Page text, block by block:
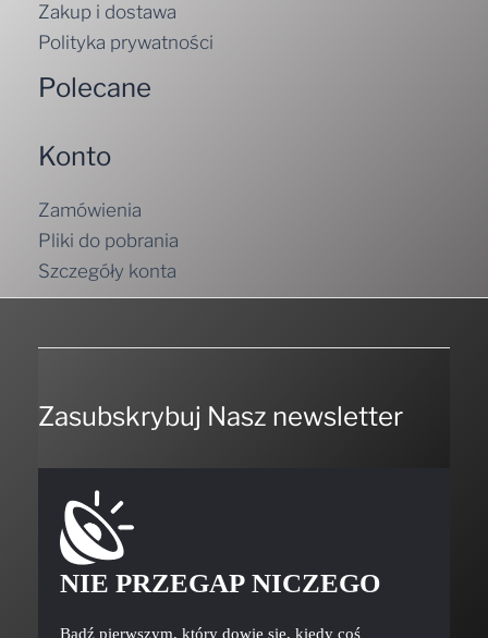
Zakup i dostawa
Polityka prywatności
Polecane
Konto
Zamówienia
Pliki do pobrania
Szczegóły konta
Zasubskrybuj Nasz newsletter
NIE PRZEGAP NICZEGO
Bądź pierwszym, który dowie się, kiedy coś